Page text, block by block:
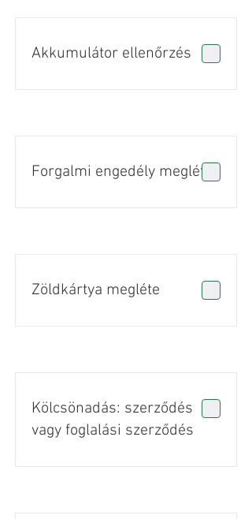
Akkumulátor ellenőrzés
Forgalmi engedély megléte
Zöldkártya megléte
Kölcsönadás: szerződés
vagy foglalási szerződés